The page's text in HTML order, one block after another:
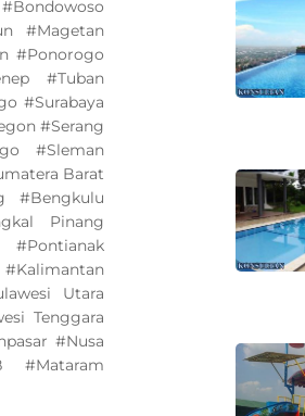
#Magetan
#Ponorogo
#Tuban
#Surabaya
#Serang
#Sleman
Barat
#Bengkulu
Pinang
Utara
Tenggara
#Nusa
#Mataram